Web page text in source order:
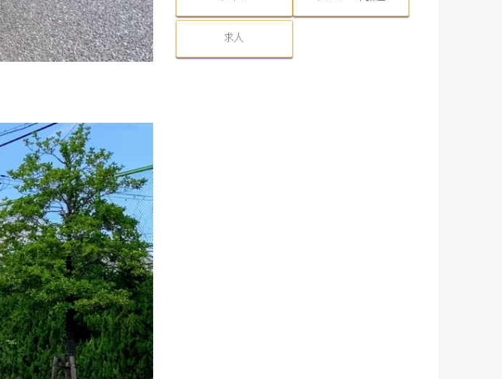
求人